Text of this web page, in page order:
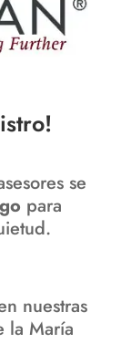
se
para
nuestras
la María